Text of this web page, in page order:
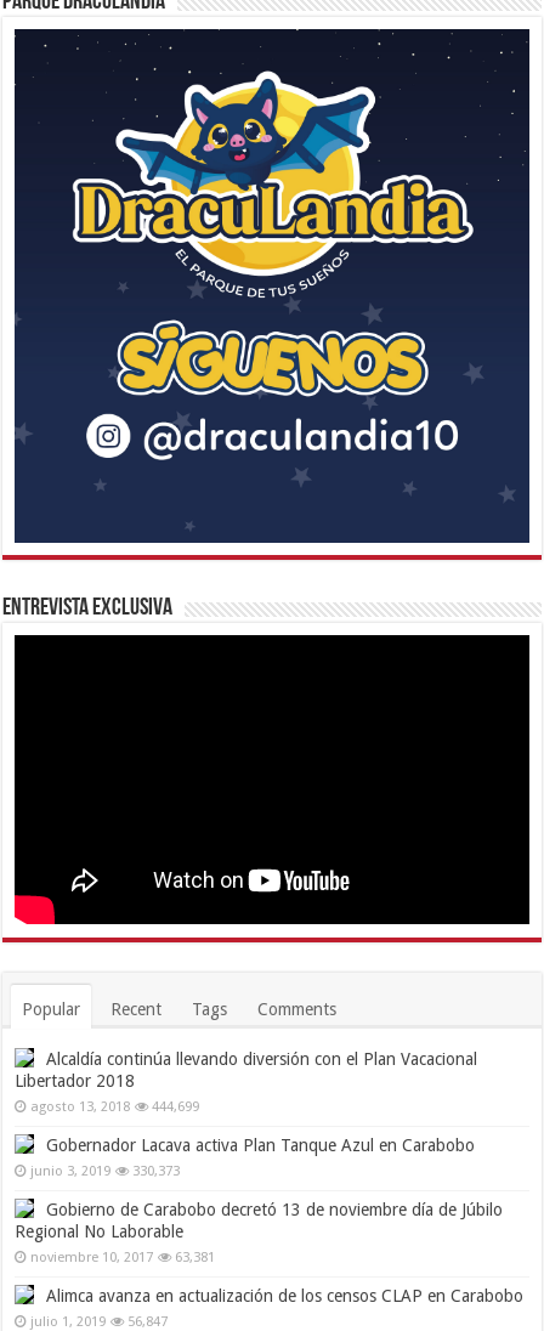
Entrevista Exclusiva
Popular Recent Tags Comments
Alcaldía continúa llevando diversión con el Plan Vacacional
Libertador 2018
agosto 13, 2018 444,699
Gobernador Lacava activa Plan Tanque Azul en Carabobo
junio 3, 2019 330,373
Gobierno de Carabobo decretó 13 de noviembre día de Júbilo
Regional No Laborable
noviembre 10, 2017 63,381
Alimca avanza en actualización de los censos CLAP en Carabobo
julio 1, 2019 56,847